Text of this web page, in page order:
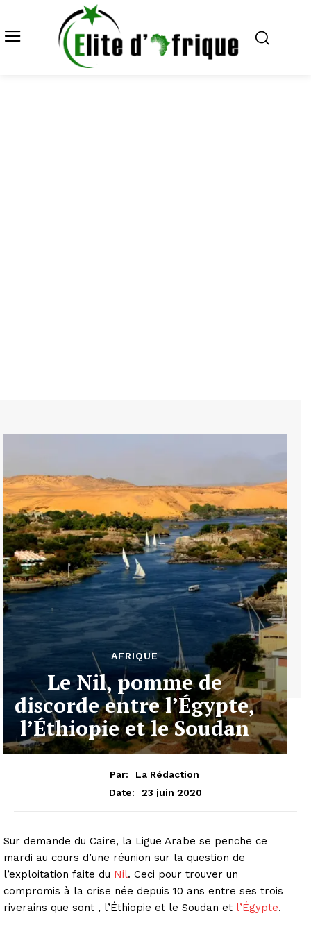
AFRIQUE
Le Nil, pomme de
discorde entre l’Égypte,
l’Éthiopie et le Soudan
Par:
La Rédaction
Date:
23 juin 2020
Sur demande du Caire, la Ligue Arabe se penche ce
mardi au cours d’une réunion sur la question de
l’exploitation faite du Nil. Ceci pour trouver un
compromis à la crise née depuis 10 ans entre ses trois
riverains que sont , l’Éthiopie et le Soudan et l’Égypte.